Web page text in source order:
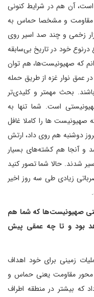
آن هم در شرایط کنونی
مقاومت و مشخصا حماس به
کشته، چند هزار زخمی و چند صد اسیر روی
خود در تاریخ بی‌سابقه
که صهیونیست‌ها، هم توان
عمق نوار غزه از طریق حمله
بحث مهمتر و کلیدی‌تر
است. شما تنها به
ها را کاملا غافل
دوشنبه هم روی داد، ارتش
و آنجا هم کشته‌های بسیار
شدند. حالا شما تصور کنید
زیادی طی سه روز اخیر
صهیونیست‌ها که شما هم
بود و تا چه عمقی پیش
زمینی برای خود اهداف
مقاومت یعنی حماس و
که بیشتر در منطقه اطراف